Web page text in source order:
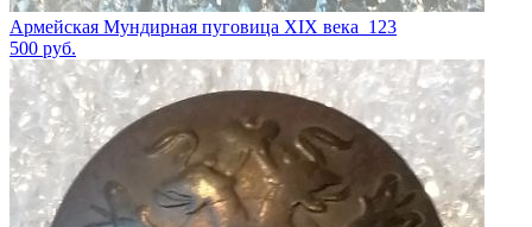
Армейская Мундирная пуговица XIX века_123
500 руб.